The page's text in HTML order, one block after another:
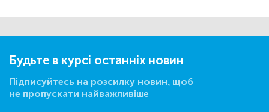
Будьте в курсі останніх новин
Підписуйтесь на розсилку новин, щоб
не пропускати найважливіше